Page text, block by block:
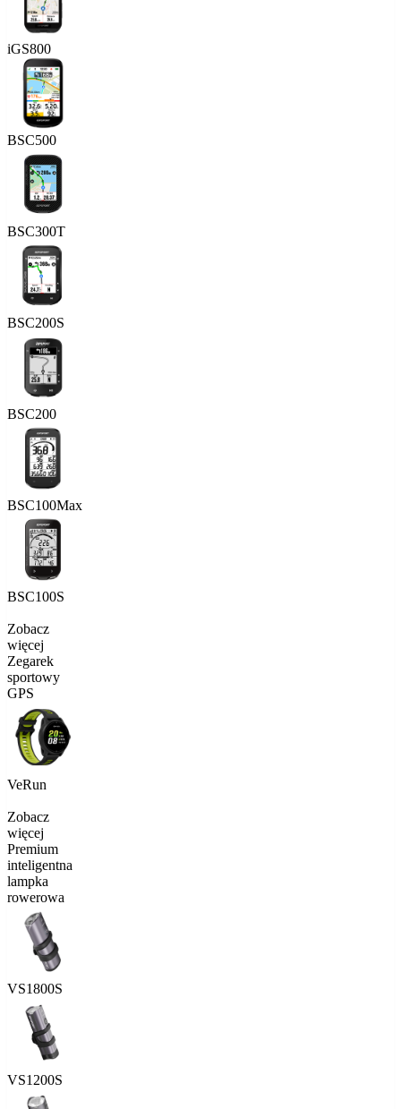
iGS800
BSC500
BSC300T
BSC200S
BSC200
BSC100Max
BSC100S
Zobacz
więcej
Zegarek
sportowy
GPS
VeRun
Zobacz
więcej
Premium
inteligentna
lampka
rowerowa
VS1800S
VS1200S